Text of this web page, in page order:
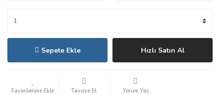
Sepete Ekle Hızlı Satın Al
Tavsiye Et Yorum Yaz